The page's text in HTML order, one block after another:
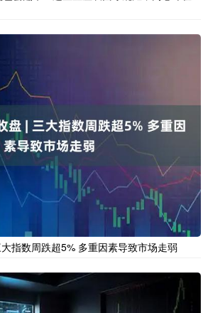
指数周跌超5% 多重因素导致市场走弱